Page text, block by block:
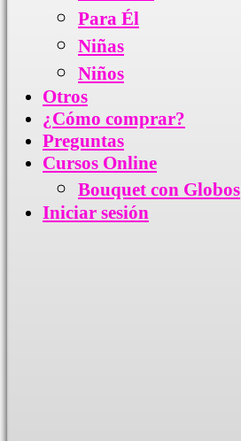
Para Él
Niñas
Niños
Otros
¿Cómo comprar?
Preguntas
Cursos Online
Bouquet con Globos
Iniciar sesión